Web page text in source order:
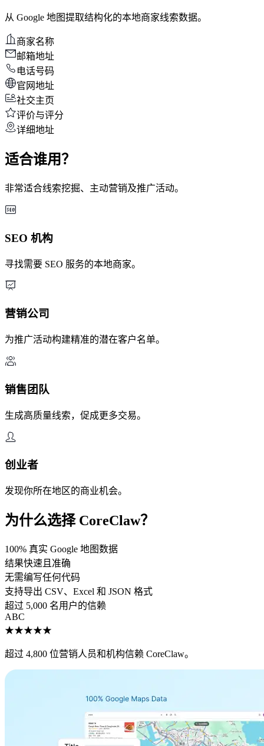
从 Google 地图提取结构化的本地商家线索数据。
商家名称
邮箱地址
电话号码
官网地址
社交主页
评价与评分
详细地址
适合谁用？
非常适合线索挖掘、主动营销及推广活动。
SEO 机构
寻找需要 SEO 服务的本地商家。
营销公司
为推广活动构建精准的潜在客户名单。
销售团队
生成高质量线索，促成更多交易。
创业者
发现你所在地区的商业机会。
为什么选择 CoreClaw？
100% 真实 Google 地图数据
结果快速且准确
无需编写任何代码
支持导出 CSV、Excel 和 JSON 格式
超过 5,000 名用户的信赖
ABC
★★★★★
超过 4,800 位营销人员和机构信赖 CoreClaw。